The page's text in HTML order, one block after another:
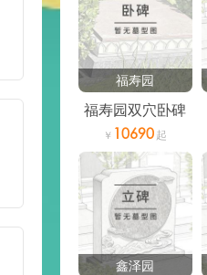
福寿园
福寿园双穴卧碑
10690
鑫泽园